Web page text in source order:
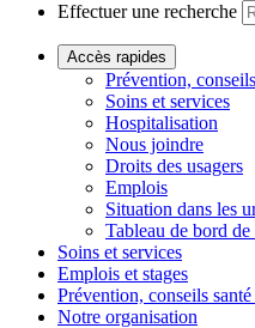
Effectuer une recherche
Accès rapides
Prévention,
Soins et services
Hospitalisation
Nous joindre
Droits des usagers
Emplois
Situation dans les
Tableau de bord
Soins et services
Emplois et stages
Prévention, conseils
Notre organisation